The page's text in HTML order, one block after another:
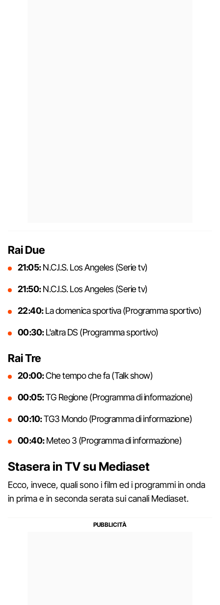
Rai Due
21:05:N.C.I.S. Los Angeles (Serie tv)
21:50:N.C.I.S. Los Angeles (Serie tv)
22:40:La domenica sportiva (Programma sportivo)
00:30:L'altra DS (Programma sportivo)
Rai Tre
20:00:Che tempo che fa (Talk show)
00:05:TG Regione (Programma di informazione)
00:10:TG3 Mondo (Programma di informazione)
00:40:Meteo 3 (Programma di informazione)
Stasera in TV su Mediaset
Ecco, invece, quali sono i film ed i programmi in onda
in prima e in seconda serata sui canali Mediaset.